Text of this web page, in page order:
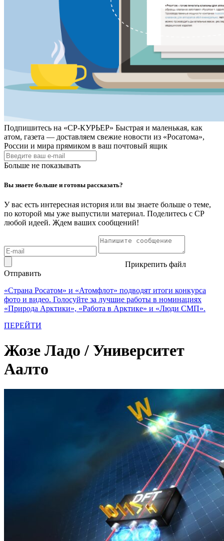
Подпишитесь на «СР-КУРЬЕР» Быстрая и маленькая, как
атом, газета — доставляем свежие новости из «Росатома»,
России и мира прямиком в ваш почтовый ящик
Больше не показывать
Вы знаете больше и готовы рассказать?
У вас есть интересная история или вы знаете больше о теме,
по которой мы уже выпустили материал. Поделитесь с СР
любой идеей. Ждем ваших сообщений!
Прикрепить файл
Отправить
«Страна Росатом» и «Атомфлот» подводят итоги конкурса
фото и видео. Голосуйте за лучшие работы в номинациях
«Природа Арктики», «Работа в Арктике» и «Люди СМП».
ПЕРЕЙТИ
Жозе Ладо / Университет
Аалто